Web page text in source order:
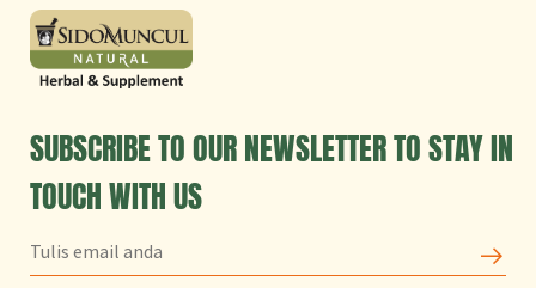
SUBSCRIBE TO OUR NEWSLETTER TO STAY IN
TOUCH WITH US